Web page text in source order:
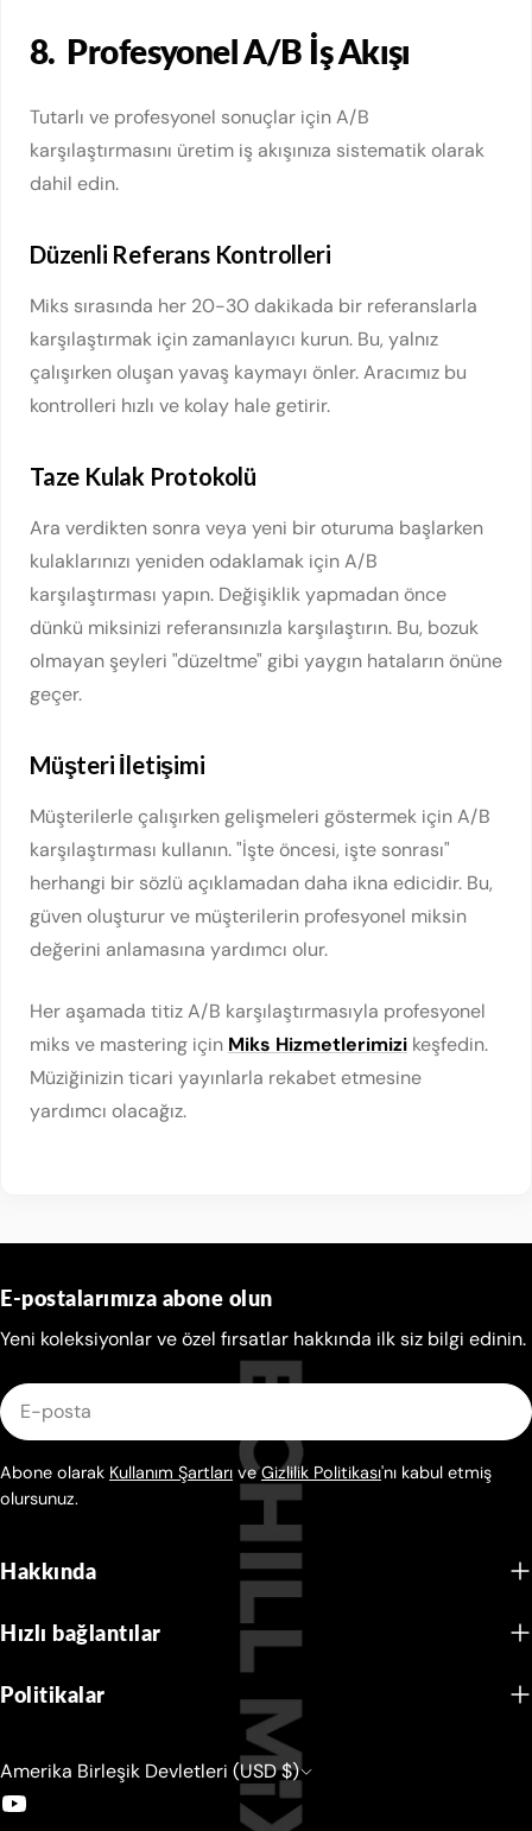
8. Profesyonel A/B İş Akışı
Tutarlı ve profesyonel sonuçlar için A/B
karşılaştırmasını üretim iş akışınıza sistematik olarak
dahil edin.
Düzenli Referans Kontrolleri
Miks sırasında her 20-30 dakikada bir referanslarla
karşılaştırmak için zamanlayıcı kurun. Bu, yalnız
çalışırken oluşan yavaş kaymayı önler. Aracımız bu
kontrolleri hızlı ve kolay hale getirir.
Taze Kulak Protokolü
Ara verdikten sonra veya yeni bir oturuma başlarken
kulaklarınızı yeniden odaklamak için A/B
karşılaştırması yapın. Değişiklik yapmadan önce
dünkü miksinizi referansınızla karşılaştırın. Bu, bozuk
olmayan şeyleri "düzeltme" gibi yaygın hataların önüne
geçer.
Müşteri İletişimi
Müşterilerle çalışırken gelişmeleri göstermek için A/B
karşılaştırması kullanın. "İşte öncesi, işte sonrası"
herhangi bir sözlü açıklamadan daha ikna edicidir. Bu,
güven oluşturur ve müşterilerin profesyonel miksin
değerini anlamasına yardımcı olur.
Her aşamada titiz A/B karşılaştırmasıyla profesyonel
miks ve mastering için Miks Hizmetlerimizi keşfedin.
Müziğinizin ticari yayınlarla rekabet etmesine
yardımcı olacağız.
E-postalarımıza abone olun
Yeni koleksiyonlar ve özel fırsatlar hakkında ilk siz bilgi edinin.
E-
posta
Abone olarak Kullanım Şartları veGizlilik Politikası'nı kabul etmiş
olursunuz.
Hakkında
Hızlı bağlantılar
Politikalar
Amerika Birleşik Devletleri (USD $)
Youtube